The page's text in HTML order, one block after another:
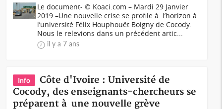
Le document- © Koaci.com – Mardi 29 Janvier
2019 –Une nouvelle crise se profile à l’horizon à
l’université Félix Houphouët Boigny de Cocody.
Nous le relevions dans un précédent artic...
il y a 7 ans
Info
Côte d'Ivoire : Université de
Cocody, des enseignants-chercheurs se
préparent à une nouvelle grève